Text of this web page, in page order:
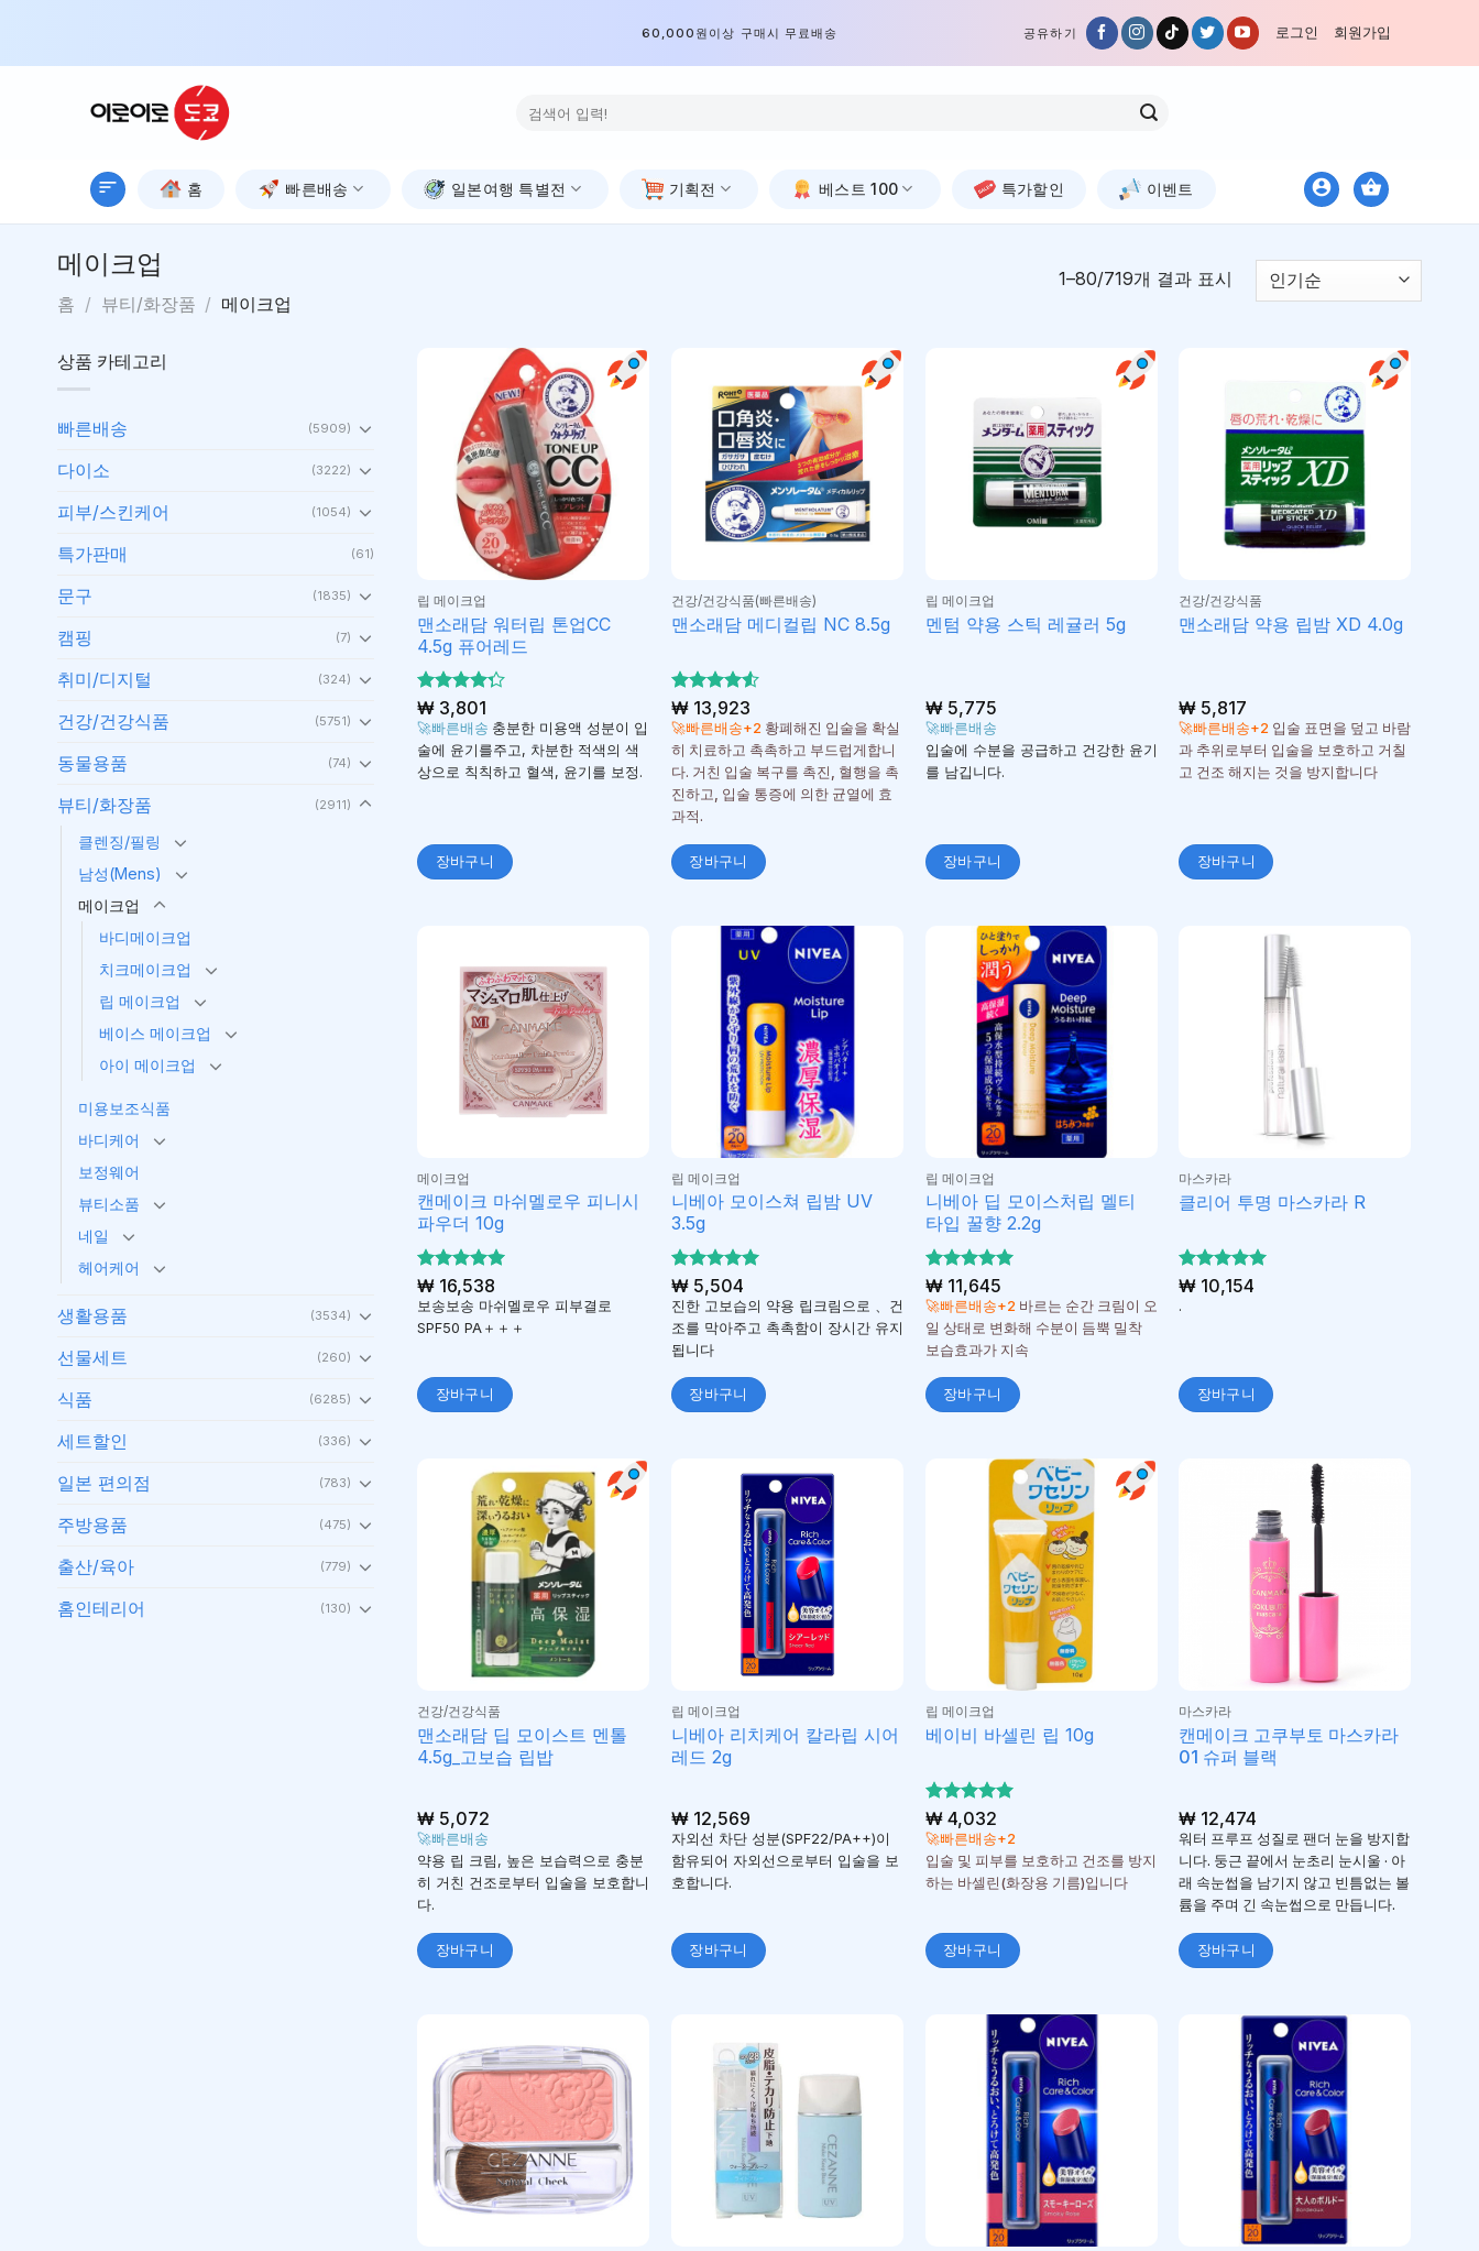
content
60,000원이상 구매시 무료배송 공유하기 로그인 회원가입
색:
홈 빠른배송 일본여행 특별전 기획전 베스트 100 특가할인 이벤트
메이크업
홈 / 뷰티/화장품 / 메이크업
1–80/719개 결과 표시
상품 카테고리
빠른배송 (5909)
다이소 (3222)
피부/스킨케어 (1054)
특가판매 (61)
문구 (1835)
캠핑 (7)
취미/디지털 (324)
건강/건강식품 (5751)
동물용품 (74)
뷰티/화장품 (2911)
클렌징/필링
남성(Mens)
메이크업
바디메이크업
치크메이크업
립 메이크업
베이스 메이크업
아이 메이크업
미용보조식품
바디케어
보정웨어
뷰티소품
네일
헤어케어
생활용품 (3534)
선물세트 (260)
식품 (6285)
세트할인 (336)
일본 편의점 (783)
주방용품 (475)
출산/육아 (779)
홈인테리어 (130)
립 메이크업
맨소래담 워터립 톤업CC
4.5g 퓨어레드
5 중에서
4.22로
평가됨
₩ 3,801
🚀빠른배송 충분한 미용액 성분이 입
술에 윤기를주고, 차분한 적색의 색
상으로 칙칙하고 혈색, 윤기를 보정.
장바구니
건강/건강식품(빠른배송)
맨소래담 메디컬립 NC 8.5g
5 중에서
4.5로 평
가됨
₩13,923
🚀빠른배송+2 황폐해진 입술을 확실
히 치료하고 촉촉하고 부드럽게합니
다. 거친 입술 복구를 촉진, 혈행을 촉
진하고, 입술 통증에 의한 균열에 효
과적.
장바구니
립 메이크업
멘텀 약용 스틱 레귤러 5g
₩5,775
🚀빠른배송
입술에 수분을 공급하고 건강한 윤기
를 남깁니다.
장바구니
건강/건강식품
맨소래담 약용 립밤 XD 4.0g
₩ 5,817
🚀빠른배송+2 입술 표면을 덮고 바람
과 추위로부터 입술을 보호하고 거칠
고 건조 해지는 것을 방지합니다
장바구니
메이크업
캔메이크 마쉬멜로우 피니시
파우더 10g
5 중에서
5로 평가
됨
₩ 16,538
보송보송 마쉬멜로우 피부결로
SPF50 PA＋＋＋
장바구니
립 메이크업
니베아 모이스쳐 립밤 UV
3.5g
5 중에서
5로 평가
됨
₩5,504
진한 고보습의 약용 립크림으로 、건
조를 막아주고 촉촉함이 장시간 유지
됩니다
장바구니
립 메이크업
니베아 딥 모이스처립 멜티
타입 꿀향 2.2g
5 중에서
5로 평가
됨
₩11,645
🚀빠른배송+2 바르는 순간 크림이 오
일 상태로 변화해 수분이 듬뿍 밀착
보습효과가 지속
장바구니
마스카라
클리어 투명 마스카라 R
5 중에서
로 평가
₩ 10,154
.
장바구니
건강/건강식품
맨소래담 딥 모이스트 멘톨
4.5g_고보습 립밥
₩ 5,072
🚀빠른배송
약용 립 크림, 높은 보습력으로 충분
히 거친 건조로부터 입술을 보호합니
다.
장바구니
립 메이크업
니베아 리치케어 칼라립 시어
레드 2g
₩12,569
자외선 차단 성분(SPF22/PA++)이
함유되어 자외선으로부터 입술을 보
호합니다.
장바구니
립 메이크업
베이비 바셀린 립 10g
5 중에서
5로 평가
됨
₩4,032
🚀빠른배송+2
입술 및 피부를 보호하고 건조를 방지
하는 바셀린(화장용 기름)입니다
장바구니
마스카라
캔메이크 고쿠부토 마스카라
01 슈퍼 블랙
₩ 12,474
워터 프루프 성질로 팬더 눈을 방지합
니다. 둥근 끝에서 눈초리 눈시울 · 아
래 속눈썹을 남기지 않고 빈틈없는 볼
륨을 주며 긴 속눈썹으로 만듭니다.
장바구니